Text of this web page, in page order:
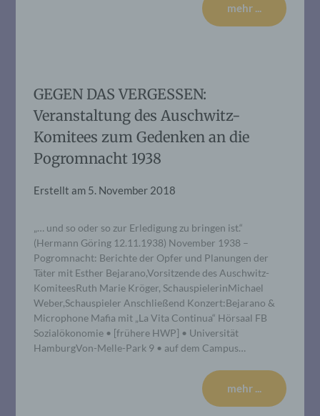
mehr ...
GEGEN DAS VERGESSEN:
Veranstaltung des Auschwitz-
Komitees zum Gedenken an die
Pogromnacht 1938
Erstellt am 5. November 2018
„… und so oder so zur Erledigung zu bringen ist.“
(Hermann Göring 12.11.1938) November 1938 –
Pogromnacht: Berichte der Opfer und Planungen der
Täter mit Esther Bejarano,Vorsitzende des Auschwitz-
KomiteesRuth Marie Kröger, SchauspielerinMichael
Weber,Schauspieler Anschließend Konzert:Bejarano &
Microphone Mafia mit „La Vita Continua“ Hörsaal FB
Sozialökonomie • [frühere HWP] • Universität
HamburgVon-Melle-Park 9 • auf dem Campus…
mehr ...